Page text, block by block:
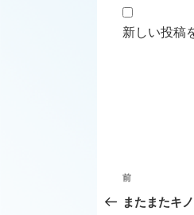
新しい投稿
稿
ナ
前
の
前
またまたキ